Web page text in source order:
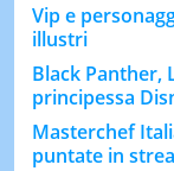
Vip e
illustri
Black Panther,
principessa
Masterchef
puntate in